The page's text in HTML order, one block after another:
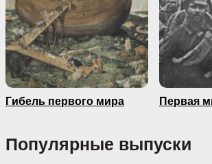
Гибель первого мира Первая
Популярные выпуски